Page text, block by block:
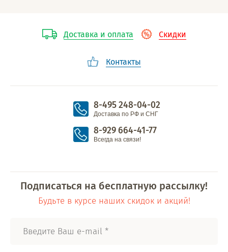
Доставка и оплата Скидки
Контакты
8-495 248-04-02
Доставка по РФ и СНГ
8-929 664-41-77
Всегда на связи!
Подписаться на бесплатную рассылку!
Будьте в курсе наших скидок и акций!